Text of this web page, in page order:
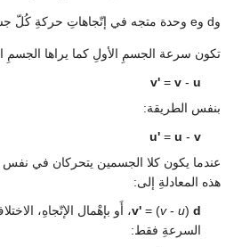
وd وe وحدة متجه في إتّجاهاتِ حركةِ كُلّ جسيم على التوالي،
تكون سرعة الجسمِ الأولِ كما يراها الجسمِ
v'= v- u
بنفس الطريقة:
u'= u - v
عندما يكون كلا الجسمين يتحركان في نفس
هذه المعادلةِ إلى:
v'= (v- u) d
، أَو بإهْمال الإتّجاهِ،
السرعةِ فقط: